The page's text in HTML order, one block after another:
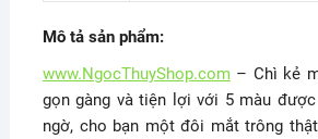
Mô tả sản phẩm:
www.NgocThuyShop.com– Chì kẻ
gọn gàng và tiện lợi với 5 màu
ngờ, cho bạn một đôi mắt trông